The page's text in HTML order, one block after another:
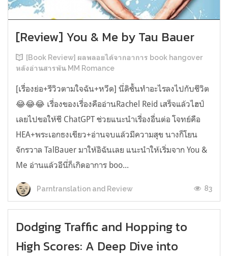
[Review] You & Me by Tau Bauer
[Book Review] ผลพลอยได้จากอาการ book hangover
หลังอ่านสารพัน MM Romance
[เรื่องย่อ+รีวิวตามใจฉัน+หวีด] นี่ดิชั้นทำอะไรลงไปกับชีวิต
😂😂😂 เรื่องของเรื่องคืออ่านRachel Reid เสร็จแล้วไฮป์
เลยไปขอให้ชี ChatGPT ช่วยแนะนำเรื่องอื่นต่อ โจทย์คือ
HEA+พระเอกธงเขียว+อ่านจบแล้วมีความสุข นางก็โยน
จักรวาล TalBauer มาให้อิฉันเลย แนะนำให้เริ่มจาก You &
Me อ่านแล้วอีนี่ก็เกิดอาการ boo...
Parntranslation and Review 83
Dodging Traffic and Hopping to
High Scores: A Deep Dive into